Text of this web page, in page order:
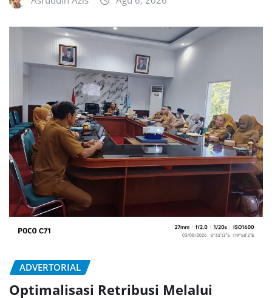
ADVERTORIAL
Optimalisasi Retribusi Melalui